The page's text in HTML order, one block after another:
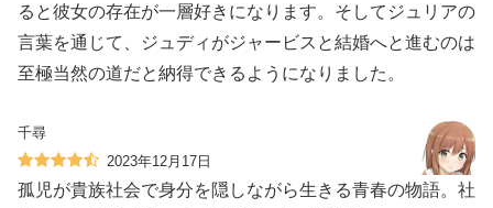
ると彼女の存在が一層好きになります。そしてジュリアの
言葉を通じて、ジュディがジャービスと結婚へと進むのは
至極当然の道だと納得できるようになりました。
千尋
2023年12月17日
孤児が貴族社会で身分を隠しながら生きる青春の物語。社